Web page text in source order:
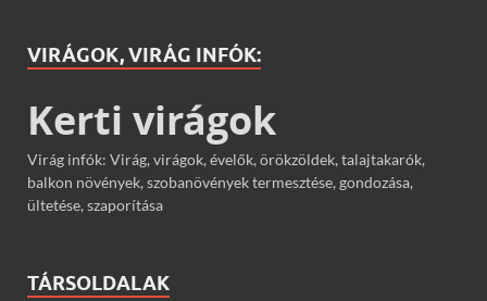
VIRÁGOK, VIRÁG INFÓK:
Kerti virágok
Virág infók: Virág, virágok, évelők, örökzöldek, talajtakarók,
balkon növények, szobanövények termesztése, gondozása,
ültetése, szaporítása
TÁRSOLDALAK